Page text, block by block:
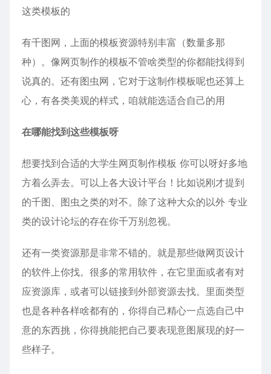
这类模板的
有千图网，上面的模板资源特别丰富（数量多那
种）。像网页制作的模板不管啥类型的你都能找得到
说真的。还有图虫网，它对于这制作模板呢也还算上
心，有各类美观的样式，咱就能选适合自己的用
在哪能找到这些模板呀
想要找到合适的大学生网页制作模板 你可以呀好多地
方着么弄去。可以上各大设计平台！比如说刚才提到
的千图、图虫之类的对不。除了这种大众的以外 专业
类的设计论坛的存在你千万别忽视。
还有一类资源那是非常不错的。就是那些做网页设计
的软件上你找。很多的常用软件，在它里面或者有对
应资源库，或者可以链接到外部资源去找。里面类型
也是各种各样啥都有的，你得自己精心一点选自己中
意的东西挑，你得挑能把自己要表现意图展现的好一
些样子。